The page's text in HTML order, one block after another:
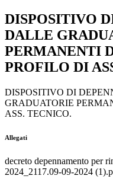
DISPOSITIVO
DALLE
PERMANENTI
PROFILO DI
DISPOSITIVO DI
GRADUATORIE
ASS. TECNICO.
Allegati
decreto depennamento per
2024_2117.09-09-2024